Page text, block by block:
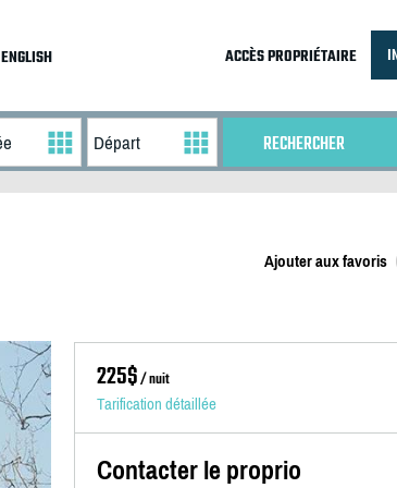
ENGLISH ACCÈS PROPRIÉTAIRE
Ajouter aux favoris
225$/ nuit
Tarification détaillée
Contacter le proprio